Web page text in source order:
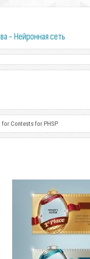
- Нейронная сеть
for Contests for PHSP